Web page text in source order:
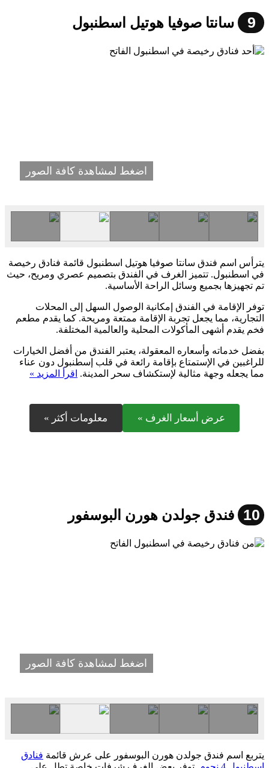
9 سانتا صوفيا هوتيل اسطنبول
اضغط لمشاهدة كافة الصور
يترأس اسم فندق سانتا صوفيا هوتيل اسطنبول قائمة فنادق رخيصة
في اسطنبول. تتميز الغرف في الفندق بتصميم عصري ومريح، حيث
تم تجهيزها بجميع وسائل الراحة الأساسية.
توفر الإقامة في الفندق إمكانية الوصول السهل إلى المحلات
التجارية، مما يجعل تجربة الإقامة ممتعة ومريحة. كما يقدم مطعم
فخم يقدم أشهى المأكولات المحلية والعالمية المختلفة.
بفضل خدماته وأسعاره المعقولة، يعتبر الفندق من أفضل الخيارات
للراغبين في الإستمتاع بإقامة رائعة في قلب إسطنبول دون عناء
مما يجعله وجهة مثالية لإستكشاف سحر المدينة. اقرأ المزيد »
عرض أسعار الغرف » معلومات أكثر »
10 فندق جولدن هورن البوسفور
اضغط لمشاهدة كافة الصور
يتربع اسم فندق جولدن هورن البوسفور على عرش قائمة فنادق